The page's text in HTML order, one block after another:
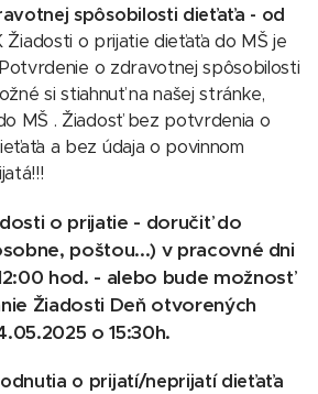
spôsobilosti dieťaťa - od
Žiadosti o prijatie dieťaťa do MŠ je
o zdravotnej spôsobilosti
si stiahnuť na našej stránke,
MŠ . Žiadosť bez potvrdenia o
a bez údaja o povinnom
o prijatie - doručiť do
poštou...) v pracovné dni
hod. - alebo bude možnosť
Žiadosti Deň otvorených
o 15:30h.
o prijatí/neprijatí dieťaťa